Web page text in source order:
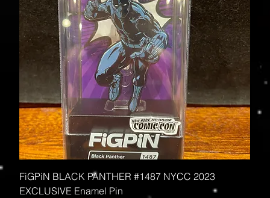
FiGPiN BLACK PANTHER #1487 NYCC 2023
EXCLUSIVE Enamel Pin